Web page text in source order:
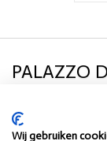
PALAZZO
Wij gebruiken